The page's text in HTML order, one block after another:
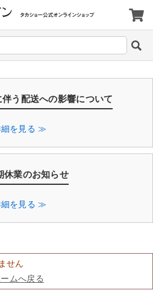
う配送への影響について
を見る ≫
休業のお知らせ
を見る ≫
せん
ムへ戻る